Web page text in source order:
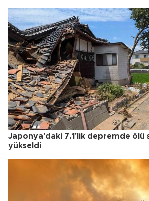
Japonya'daki 7.1'lik depremde ölü
yükseldi